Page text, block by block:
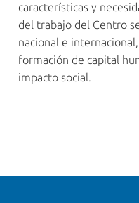
características y
del trabajo del Centro
nacional e
formación de capital
impacto social.